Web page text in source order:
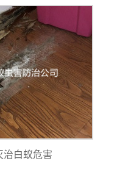
治白蚁危害